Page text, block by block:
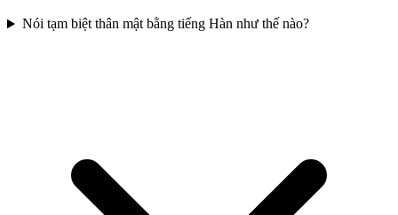
Nói tạm biệt thân mật bằng tiếng Hàn như thế nào?